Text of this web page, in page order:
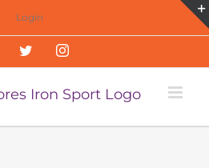
Login
FacebookTwitterInstagram